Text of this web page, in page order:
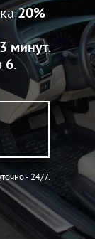
20%
3 минут.
6.
- 24/7.